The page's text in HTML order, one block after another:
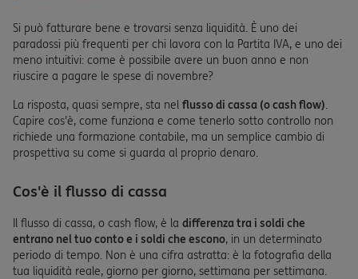
Si può fatturare bene e trovarsi senza liquidità. È uno dei
paradossi più frequenti per chi lavora con la Partita IVA, e uno dei
meno intuitivi: come è possibile avere un buon anno e non
riuscire a pagare le spese di novembre?
La risposta, quasi sempre, sta nel flusso di cassa (o cash flow).
Capire cos'è, come funziona e come tenerlo sotto controllo non
richiede una formazione contabile, ma un semplice cambio di
prospettiva su come si guarda al proprio denaro.
Cos'è il flusso di cassa
Il flusso di cassa, o cash flow, è la differenza tra i soldi che
entrano nel tuo conto e i soldi che escono, in un determinato
periodo di tempo. Non è una cifra astratta: è la fotografia della
tua liquidità reale, giorno per giorno, settimana per settimana.